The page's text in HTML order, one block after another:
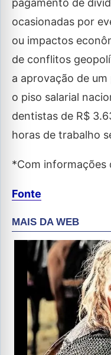
pagamento de
ocasionadas por
ou impactos
de conflitos
a aprovação de
o piso salarial
dentistas de R$
horas de trabalho
*Com informações
Fonte